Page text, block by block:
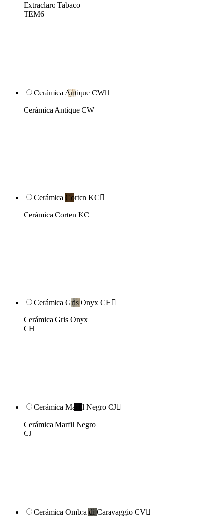
Extraclaro Tabaco
TEM6
Cerámica Antique CW
Cerámica Antique CW
Cerámica Corten KC
Cerámica Corten KC
Cerámica Gris Onyx CH
Cerámica Gris Onyx
CH
Cerámica Marfil Negro CJ
Cerámica Marfil Negro
CJ
Cerámica Ombra di Caravaggio CV